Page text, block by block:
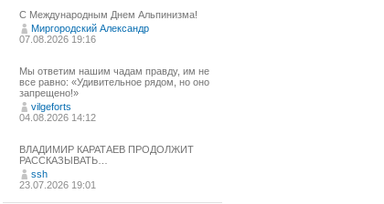
С Международным Днем Альпинизма!⁠
Миргородский Александр
07.08.2026 19:16
Мы ответим нашим чадам правду, им не
все равно: «Удивительное рядом, но оно
запрещено!»
vilgeforts
04.08.2026 14:12
ВЛАДИМИР КАРАТАЕВ ПРОДОЛЖИТ
РАССКАЗЫВАТЬ…
ssh
23.07.2026 19:01